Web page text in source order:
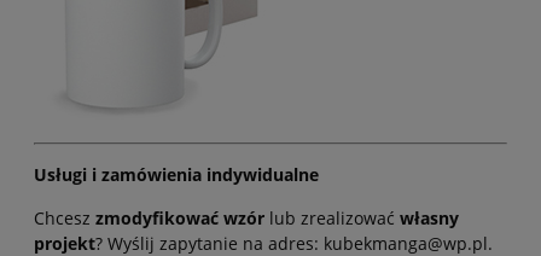
Usługi i zamówienia indywidualne
Chcesz zmodyfikować wzór lub zrealizować własny
projekt? Wyślij zapytanie na adres: kubekmanga@wp.pl.